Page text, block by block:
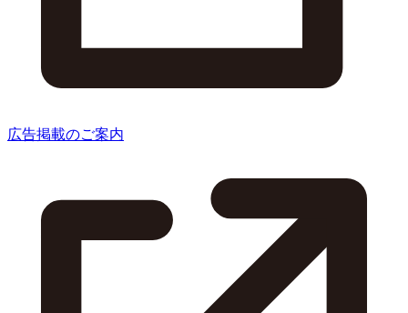
広告掲載のご案内